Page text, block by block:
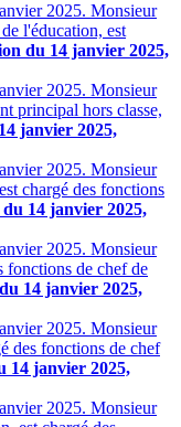
2025. Monsieur
l'éducation, est
du 14 janvier 2025,
2025. Monsieur
principal hors classe,
janvier 2025,
2025. Monsieur
chargé des fonctions
14 janvier 2025,
2025. Monsieur
fonctions de chef de
14 janvier 2025,
2025. Monsieur
des fonctions de chef
14 janvier 2025,
2025. Monsieur